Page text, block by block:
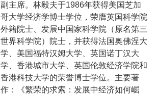
副主席。林毅夫于1986年获得美国芝加
哥大学经济学博士学位，荣膺英国科学院
外籍院士、发展中国家科学院（原名第三
世界科学院）院士，并获得法国奥佛涅大
学、美国福特汉姆大学、英国诺丁汉大
学、香港城市大学、英国伦敦经济学院和
香港科技大学的荣誉博士学位。主要著
作：《繁荣的求索：发展中经济如何崛